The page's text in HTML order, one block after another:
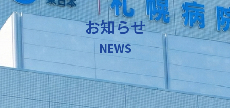
ご来院される方へ
診療科・部門
医療・介護関係の方
お知らせ
NEWS